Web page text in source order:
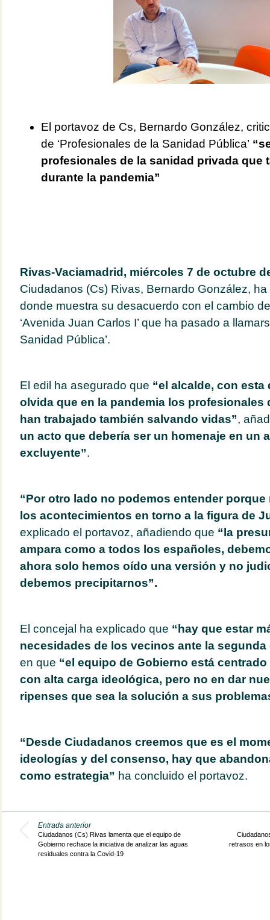
El portavoz de Cs, Bernardo González,
de ‘Profesionales de la Sanidad Pública’
profesionales de la sanidad privada que
durante la pandemia”
Rivas-Vaciamadrid, miércoles 7 de octubre
Ciudadanos (Cs) Rivas, Bernardo González,
donde muestra su desacuerdo con el cambio
‘Avenida Juan Carlos I’ que ha pasado a
Sanidad Pública’.
El edil ha asegurado que “el alcalde, con
olvida que en la pandemia los profesionales
han trabajado también salvando vidas”,
un acto que debería ser un homenaje en un
excluyente”.
“Por otro lado no podemos entender
los acontecimientos en torno a la figura de
explicado el portavoz, añadiendo que “la
ampara como a todos los españoles,
ahora solo hemos oído una versión y no
debemos precipitarnos”.
El concejal ha explicado que “hay que estar
necesidades de los vecinos ante la segunda
en que “el equipo de Gobierno está
con alta carga ideológica, pero no en dar
ripenses que sea la solución a sus
“Desde Ciudadanos creemos que es el
ideologías y del consenso, hay que
como estrategia” ha concluido el portavoz.
Entrada anterior
Ciudadanos (Cs) Rivas lamenta que el equipo de
Gobierno rechace la iniciativa de analizar las aguas
residuales contra la Covid-19
retrasos en